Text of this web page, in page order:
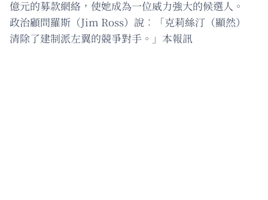
億元的募款網絡，使她成為一位威力強大的候選人。
政治顧問羅斯（Jim Ross）說︰「克莉絲汀（顯然）
清除了建制派左翼的競爭對手。」本報訊